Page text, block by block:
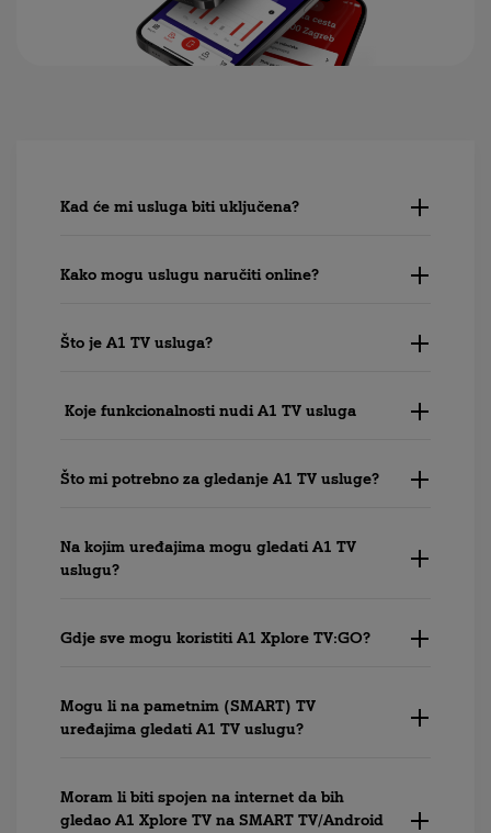
Kad će mi usluga biti uključena?
Kako mogu uslugu naručiti online?
Što je A1 TV usluga?
Koje funkcionalnosti nudi A1 TV usluga
Što mi potrebno za gledanje A1 TV usluge?
Na kojim uređajima mogu gledati A1 TV
uslugu?
Gdje sve mogu koristiti A1 Xplore TV:GO?
Mogu li na pametnim (SMART) TV
uređajima gledati A1 TV uslugu?
Moram li biti spojen na internet da bih
gledao A1 Xplore TV na SMART TV/Android